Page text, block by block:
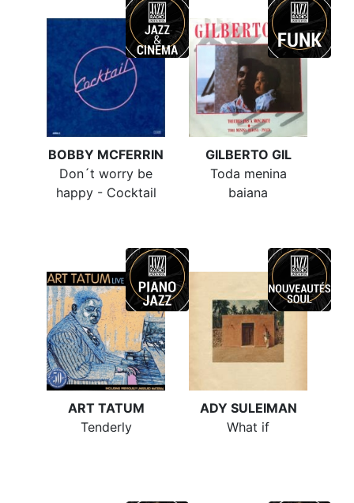
BOBBY MCFERRIN
Don´t worry be
happy - Cocktail
GILBERTO GIL
Toda menina
baiana
ART TATUM
Tenderly
ADY SULEIMAN
What if